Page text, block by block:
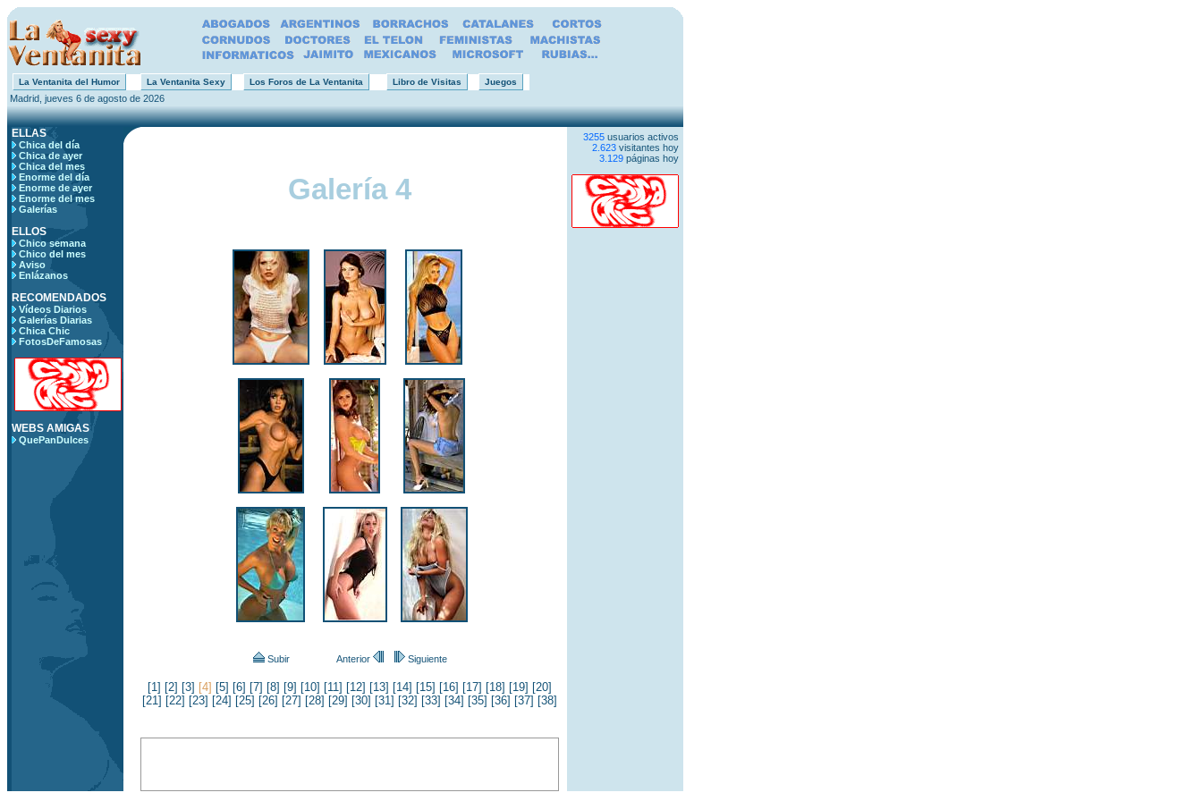
La Ventanita del Humor La Ventanita Sexy Los Foros de La Ventanita Libro de Visitas Juegos
Madrid, jueves 6 de agosto de 2026
ELLAS
Chica del día
Chica de ayer
Chica del mes
Enorme del día
Enorme de ayer
Enorme del mes
Galerías
ELLOS
Chico semana
Chico del mes
Aviso
Enlázanos
RECOMENDADOS
Vídeos Diarios
Galerías Diarias
Chica Chic
FotosDeFamosas
WEBS AMIGAS
QuePanDulces
Galería 4
Subir Anterior Siguiente
[1] [2] [3] [4] [5] [6] [7] [8] [9] [10] [11] [12] [13] [14] [15] [16] [17] [18] [19] [20]
[21] [22] [23] [24] [25] [26] [27] [28] [29] [30] [31] [32] [33] [34] [35] [36] [37] [38]
3255 usuarios activos
2.623 visitantes hoy
3.129 páginas hoy